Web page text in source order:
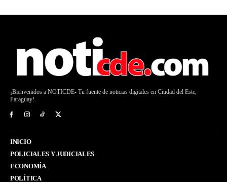
¡Bienvenidos a NOTICDE- Tu fuente de noticias digitales en Ciudad del Este,
Paraguay!.
INICIO
POLICIALES Y JUDICIALES
ECONOMÍA
POLÍTICA